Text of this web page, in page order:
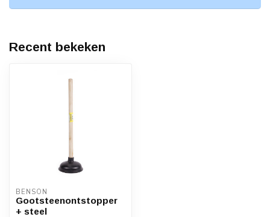
Recent bekeken
BENSON
Gootsteenontstopper
+ steel